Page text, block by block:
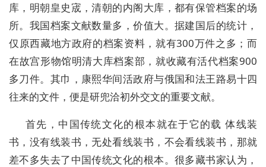
库，明朝皇史宬，清朝的内阁大库，都有保管档案的场
所。我国档案文献数量多，价值大。据建国后的统计，
仅原西藏地方政府的档案资料，就有300万件之多；而
在故宫形物馆明清大库档案部，就收藏有活代档案900
多刀件。其巾，康熙华间活政府与俄国和法王路易十四
往来的文件，便是研兜洽初外交文的重要文献。
首先，中国传统文化的根本就在于它的载 体线装
书，没有线装书，无处看线装书，不会看线装书，那就
差不多失去了中国传统文化的根本。很多藏书家认为，